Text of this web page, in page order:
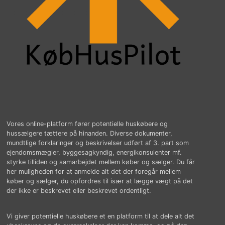
Vores online-platform fører potentielle huskøbere og
hussælgere tættere på hinanden. Diverse dokumenter,
mundtlige forklaringer og beskrivelser udført af 3. part som
ejendomsmægler, byggesagkyndig, energikonsulenter mf.
styrke tilliden og samarbejdet mellem køber og sælger. Du får
her muligheden for at anmelde alt det der foregår mellem
køber og sælger, du opfordres til især at lægge vægt på det
der ikke er beskrevet eller beskrevet ordentligt.
Vi giver potentielle huskøbere et en platform til at dele alt det